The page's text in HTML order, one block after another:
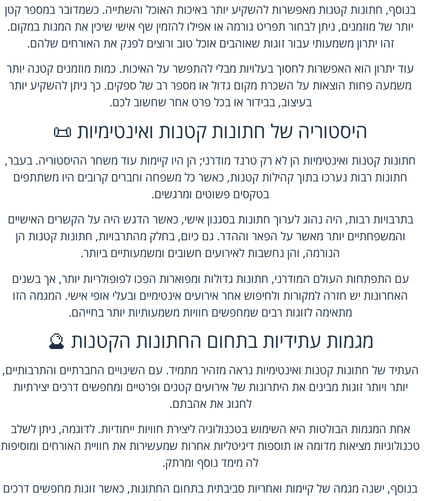
בנוסף, חתונות קטנות מאפשרות להשקיע יותר באיכות האוכל והשתייה. כשמדובר במספר קטן
יותר של מוזמנים, ניתן לבחור תפריט גורמה או אפילו להזמין שף אישי שיכין את המנות במקום.
זהו יתרון משמעותי עבור זוגות שאוהבים אוכל טוב ורוצים לפנק את האורחים שלהם.
עוד יתרון הוא האפשרות לחסוך בעלויות מבלי להתפשר על האיכות. כמות מוזמנים קטנה יותר
משמעה פחות הוצאות על השכרת מקום גדול או מספר רב של ספקים. כך ניתן להשקיע יותר
בעיצוב, בבידור או בכל פרט אחר שחשוב לכם.
היסטוריה של חתונות קטנות ואינטימיות 📜
חתונות קטנות ואינטימיות הן לא רק טרנד מודרני; הן היו קיימות עוד משחר ההיסטוריה. בעבר,
חתונות רבות נערכו בתוך קהילות קטנות, כאשר כל משפחה וחברים קרובים היו משתתפים
בטקסים פשוטים ומרגשים.
בתרבויות רבות, היה נהוג לערוך חתונות בסגנון אישי, כאשר הדגש היה על הקשרים האישיים
והמשפחתיים יותר מאשר על הפאר וההדר. גם כיום, בחלק מהתרבויות, חתונות קטנות הן
הנורמה, והן נחשבות לאירועים חשובים ומשמעותיים ביותר.
עם התפתחות העולם המודרני, חתונות גדולות ומפוארות הפכו לפופולריות יותר, אך בשנים
האחרונות יש חזרה למקורות ולחיפוש אחר אירועים אינטימיים ובעלי אופי אישי. המגמה הזו
מתאימה לזוגות רבים שמחפשים חוויות משמעותיות יותר בחייהם.
מגמות עתידיות בתחום החתונות הקטנות 🔮
העתיד של חתונות קטנות ואינטימיות נראה מזהיר מתמיד. עם השינויים החברתיים והתרבותיים,
יותר ויותר זוגות מבינים את היתרונות של אירועים קטנים ופרטיים ומחפשים דרכים יצירתיות
לחגוג את אהבתם.
אחת המגמות הבולטות היא השימוש בטכנולוגיה ליצירת חוויות ייחודיות. לדוגמה, ניתן לשלב
טכנולוגיות מציאות מדומה או תוספות דיגיטליות אחרות שמעשירות את חוויית האורחים ומוסיפות
לה מימד נוסף ומרתק.
בנוסף, ישנה מגמה של קיימות ואחריות סביבתית בתחום החתונות, כאשר זוגות מחפשים דרכים